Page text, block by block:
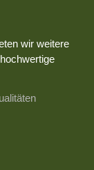
wir weitere